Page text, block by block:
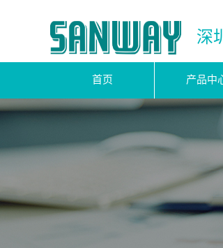
深
首页 产品中